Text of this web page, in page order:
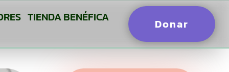
TIENDA BENÉFICA
Donar